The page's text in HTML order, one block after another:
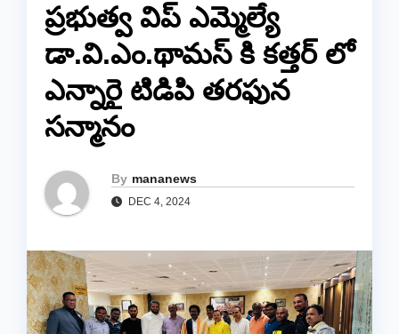
ప్రభుత్వ విప్ ఎమ్మెల్యే
డా.వి.ఎం.థామస్ కి కత్తర్ లో
ఎన్నారై టిడిపి తరఫున
సన్మానం
By mananews
DEC 4, 2024